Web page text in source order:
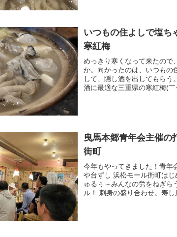
いつもの住よしで塩ち
寒紅梅
めっきり寒くなって来たので
か。向かったのは、いつもの
して、隠し酒を出してもらう
酒に最適な三重県の寒紅梅(
曳馬本郷青年会主催の
街町
今年もやってきました！青
や台ずし 浜松モール街町は
ゅるぅ～みんなの労をねぎら
ル！ 刺身の盛り合わせ。寿